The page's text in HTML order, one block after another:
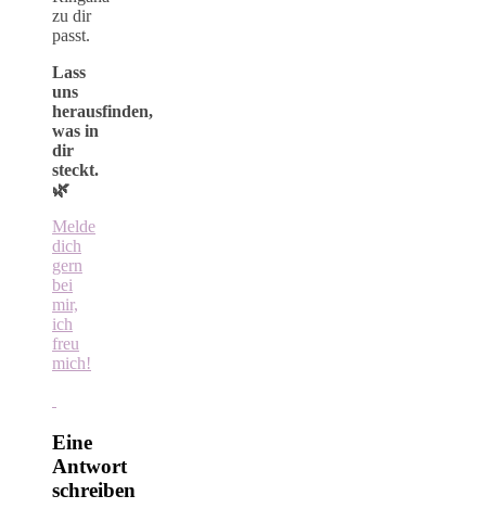
zu dir
passt.
Lass
uns
herausfinden,
was in
dir
steckt.
🌿
Melde
dich
gern
bei
mir,
ich
freu
mich!
Eine
Antwort
schreiben